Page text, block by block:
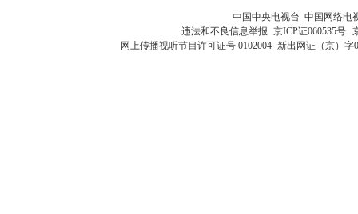
中国中央电视台 中国网络电
违法和不良信息举报 京ICP证060535号
网上传播视听节目许可证号 0102004 新出网证（京）